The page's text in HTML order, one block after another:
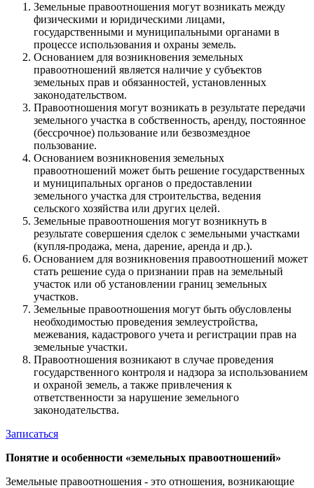
Земельные правоотношения могут возникать между
физическими и юридическими лицами,
государственными и муниципальными органами в
процессе использования и охраны земель.
Основанием для возникновения земельных
правоотношений является наличие у субъектов
земельных прав и обязанностей, установленных
законодательством.
Правоотношения могут возникать в результате передачи
земельного участка в собственность, аренду, постоянное
(бессрочное) пользование или безвозмездное
пользование.
Основанием возникновения земельных
правоотношений может быть решение государственных
и муниципальных органов о предоставлении
земельного участка для строительства, ведения
сельского хозяйства или других целей.
Земельные правоотношения могут возникнуть в
результате совершения сделок с земельными участками
(купля-продажа, мена, дарение, аренда и др.).
Основанием для возникновения правоотношений может
стать решение суда о признании прав на земельный
участок или об установлении границ земельных
участков.
Земельные правоотношения могут быть обусловлены
необходимостью проведения землеустройства,
межевания, кадастрового учета и регистрации прав на
земельные участки.
Правоотношения возникают в случае проведения
государственного контроля и надзора за использованием
и охраной земель, а также привлечения к
ответственности за нарушение земельного
законодательства.
Записаться
Понятие и особенности «земельных правоотношений»
Земельные правоотношения - это отношения, возникающие